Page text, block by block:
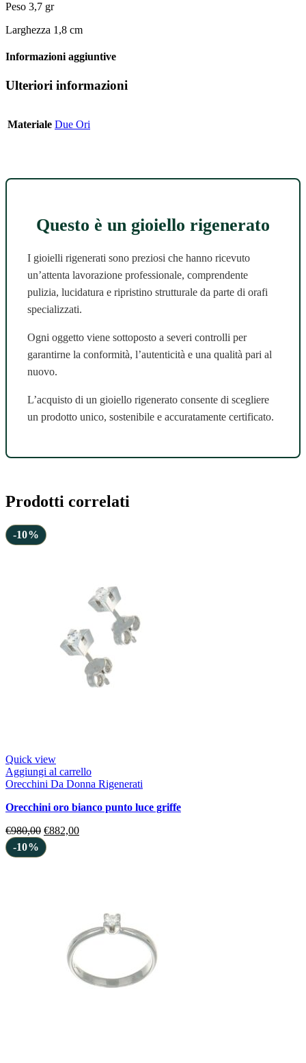
Peso 3,7 gr
Larghezza 1,8 cm
Informazioni aggiuntive
Ulteriori informazioni
Materiale Due Ori
Questo è un gioiello rigenerato
I gioielli rigenerati sono preziosi che hanno ricevuto
un’attenta lavorazione professionale, comprendente
pulizia, lucidatura e ripristino strutturale da parte di orafi
specializzati.
Ogni oggetto viene sottoposto a severi controlli per
garantirne la conformità, l’autenticità e una qualità pari al
nuovo.
L’acquisto di un gioiello rigenerato consente di scegliere
un prodotto unico, sostenibile e accuratamente certificato.
Prodotti correlati
-10%
Quick view
Aggiungi al carrello
Orecchini Da Donna Rigenerati
orecchini oro bianco punto luce griffe
€980,00 €882,00
-10%